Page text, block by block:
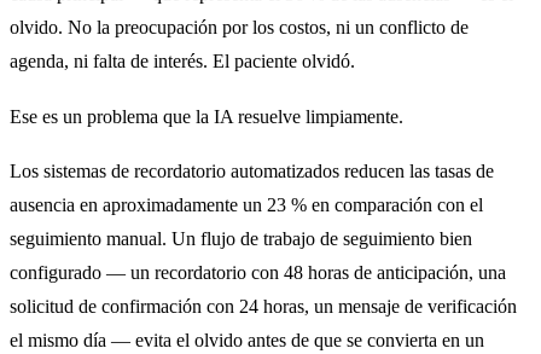
olvido. No la preocupación por los costos, ni un conflicto de
agenda, ni falta de interés. El paciente olvidó.
Ese es un problema que la IA resuelve limpiamente.
Los sistemas de recordatorio automatizados reducen las tasas de
ausencia en aproximadamente un 23 % en comparación con el
seguimiento manual. Un flujo de trabajo de seguimiento bien
configurado — un recordatorio con 48 horas de anticipación, una
solicitud de confirmación con 24 horas, un mensaje de verificación
el mismo día — evita el olvido antes de que se convierta en un